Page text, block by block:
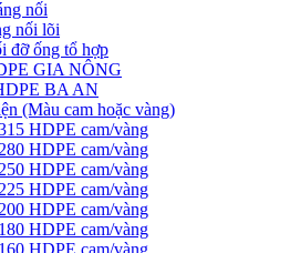
nối
nối lõi
đỡ ống tổ hợp
GIA NÔNG
BA AN
(Màu cam hoặc vàng)
HDPE cam/vàng
HDPE cam/vàng
HDPE cam/vàng
HDPE cam/vàng
HDPE cam/vàng
HDPE cam/vàng